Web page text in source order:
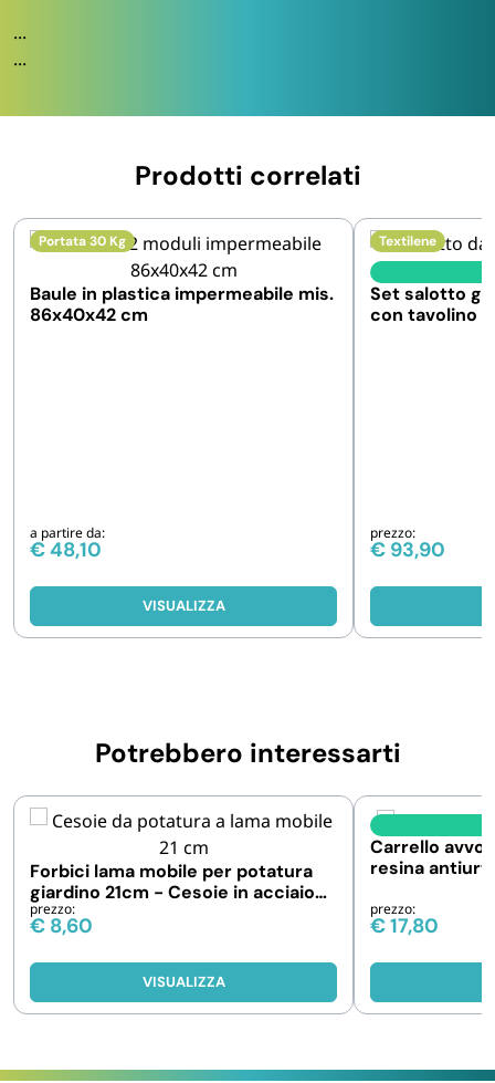
...
...
Prodotti correlati
Portata 30 Kg
Baule in plastica impermeabile mis.
86x40x42 cm
a partire da:
€48,10
VISUALIZZA
Textilene
Set salotto
con tavolino
prezzo:
€ 93,90
Potrebbero interessarti
Forbici lama mobile per potatura
giardino 21cm - Cesoie in acciaio
antiaderente
prezzo:
€ 8,60
VISUALIZZA
Carrello
resina
prezzo:
€17,80